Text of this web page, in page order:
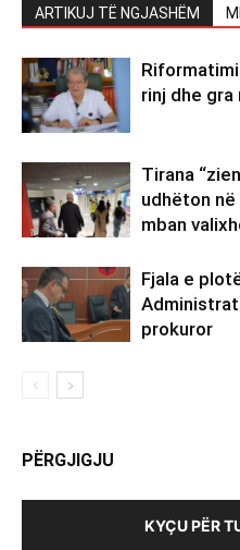
ARTIKUJ TË NGJASHËM
Riformatimi
rinj dhe gra
Tirana
udhëton në
mban
Fjala e
prokuror
PËRGJIGJU
KYÇU PËR